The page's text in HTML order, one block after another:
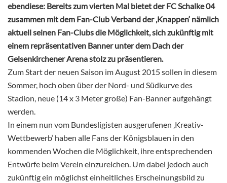
ebendiese: Bereits zum vierten Mal bietet der FC Schalke 04
zusammen mit dem Fan-Club Verband der ‚Knappen‘ nämlich
aktuell seinen Fan-Clubs die Möglichkeit, sich zukünftig mit
einem repräsentativen Banner unter dem Dach der
Gelsenkirchener Arena stolz zu präsentieren.
Zum Start der neuen Saison im August 2015 sollen in diesem
Sommer, hoch oben über der Nord- und Südkurve des
Stadion, neue (14 x 3 Meter große) Fan-Banner aufgehängt
werden.
In einem nun vom Bundesligisten ausgerufenen ‚Kreativ-
Wettbewerb‘ haben alle Fans der Königsblauen in den
kommenden Wochen die Möglichkeit, ihre entsprechenden
Entwürfe beim Verein einzureichen. Um dabei jedoch auch
zukünftig ein möglichst einheitliches Erscheinungsbild zu